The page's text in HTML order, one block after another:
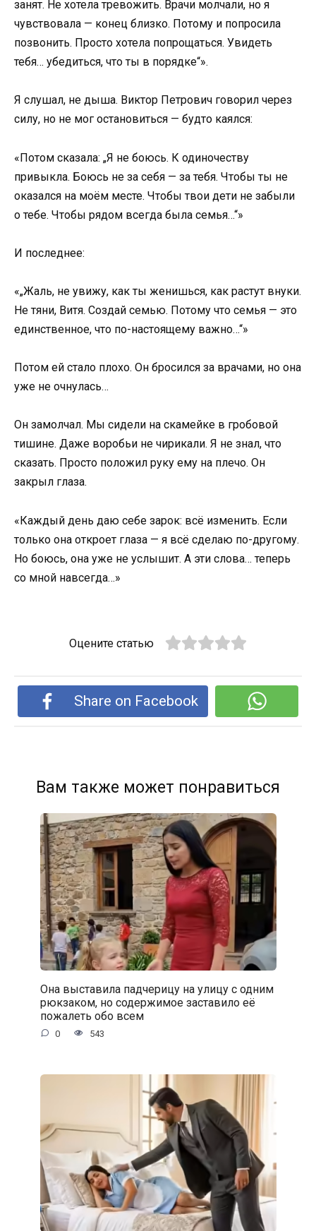
занят. Не хотела тревожить. Врачи молчали, но я
чувствовала — конец близко. Потому и попросила
позвонить. Просто хотела попрощаться. Увидеть
тебя… убедиться, что ты в порядке“».
Я слушал, не дыша. Виктор Петрович говорил через
силу, но не мог остановиться — будто каялся:
«Потом сказала: „Я не боюсь. К одиночеству
привыкла. Боюсь не за себя — за тебя. Чтобы ты не
оказался на моём месте. Чтобы твои дети не забыли
о тебе. Чтобы рядом всегда была семья…“»
И последнее:
«„Жаль, не увижу, как ты женишься, как растут внуки.
Не тяни, Витя. Создай семью. Потому что семья — это
единственное, что по-настоящему важно…“»
Потом ей стало плохо. Он бросился за врачами, но она
уже не очнулась…
Он замолчал. Мы сидели на скамейке в гробовой
тишине. Даже воробьи не чирикали. Я не знал, что
сказать. Просто положил руку ему на плечо. Он
закрыл глаза.
«Каждый день даю себе зарок: всё изменить. Если
только она откроет глаза — я всё сделаю по-другому.
Но боюсь, она уже не услышит. А эти слова… теперь
со мной навсегда…»
Оцените статью
Share on Facebook
Вам также может понравиться
Она выставила падчерицу на улицу с одним
рюкзаком, но содержимое заставило её
пожалеть обо всем
0 543